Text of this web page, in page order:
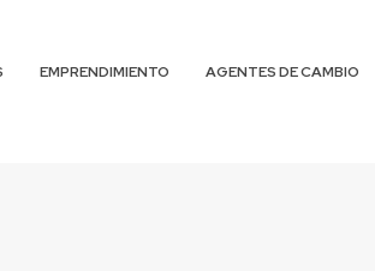
EMPRENDIMIENTO AGENTES DE CAMBIO